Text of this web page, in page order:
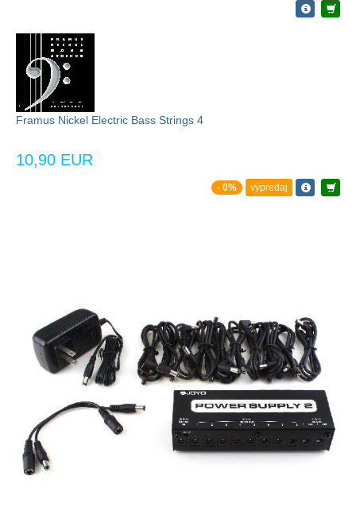
Framus Nickel Electric Bass Strings 4
10,90 EUR
- 0% výpredaj